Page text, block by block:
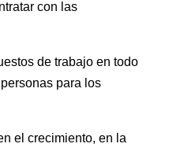
con las
de trabajo en todo
para los
el crecimiento, en la